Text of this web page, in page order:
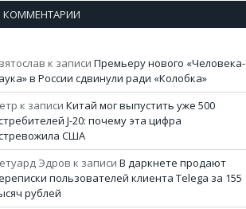
КОММЕНТАРИИ
к записи Премьеру нового «Человека-
в России сдвинули ради «Колобка»
к записи Китай мог выпустить уже 500
J-20: почему эта цифра
США
Эдров к записи В даркнете продают
пользователей клиента Telega за 155
рублей